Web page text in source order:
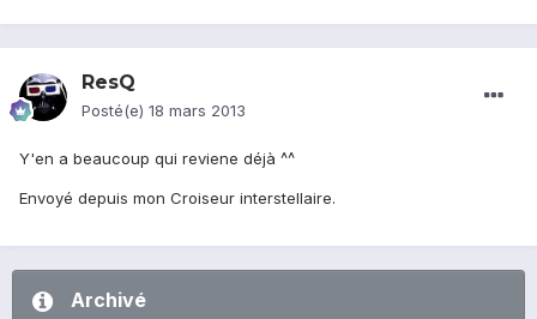
ResQ
Posté(e) 18 mars 2013
Y'en a beaucoup qui reviene déjà ^^
Envoyé depuis mon Croiseur interstellaire.
Archivé